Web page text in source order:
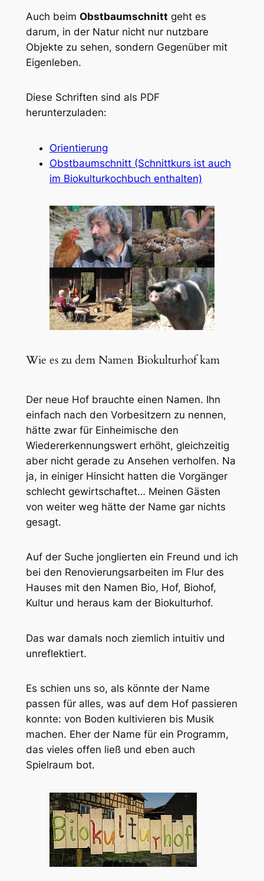
Auch beim Obstbaumschnitt geht es
darum, in der Natur nicht nur nutzbare
Objekte zu sehen, sondern Gegenüber mit
Eigenleben.
Diese Schriften sind als PDF
herunterzuladen:
Orientierung
Obstbaumschnitt (Schnittkurs ist auch
im Biokulturkochbuch enthalten)
Wie es zu dem Namen Biokulturhof kam
Der neue Hof brauchte einen Namen. Ihn
einfach nach den Vorbesitzern zu nennen,
hätte zwar für Einheimische den
Wiedererkennungswert erhöht, gleichzeitig
aber nicht gerade zu Ansehen verholfen. Na
ja, in einiger Hinsicht hatten die Vorgänger
schlecht gewirtschaftet… Meinen Gästen
von weiter weg hätte der Name gar nichts
gesagt.
Auf der Suche jonglierten ein Freund und ich
bei den Renovierungsarbeiten im Flur des
Hauses mit den Namen Bio, Hof, Biohof,
Kultur und heraus kam der Biokulturhof.
Das war damals noch ziemlich intuitiv und
unreflektiert.
Es schien uns so, als könnte der Name
passen für alles, was auf dem Hof passieren
konnte: von Boden kultivieren bis Musik
machen. Eher der Name für ein Programm,
das vieles offen ließ und eben auch
Spielraum bot.